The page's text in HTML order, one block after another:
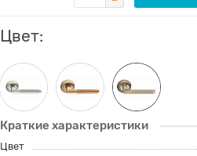
Цвет:
Краткие характеристики
Цвет